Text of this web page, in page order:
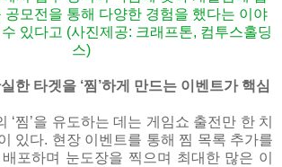
공모전을 통해 다양한 경험을 했다는 이야
있다고 (사진제공: 크래프톤, 컴투스홀딩
스)
한 타겟을 ‘찜’하게 만드는 이벤트가 핵심
‘찜’을 유도하는 데는 게임쇼 출전만 한 치
있다. 현장 이벤트를 통해 찜 목록 추가를
포하며 눈도장을 찍으며 최대한 많은 이